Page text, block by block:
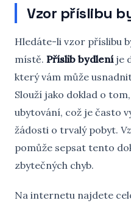
Vzor příslibu
Hledáte-li vzor příslibu
místě. Příslib bydleníje
který vám může
Slouží jako doklad o
ubytování, což je často
žádosti o trvalý pobyt.
pomůže sepsat tento
zbytečných chyb.
Na internetu najdete